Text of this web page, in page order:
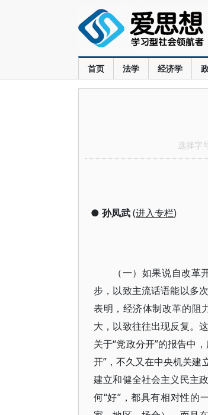
首页 法学 经济学
选择字
● 孙凤武(进入专栏)
（一）如果说自改
步，以致主流话语能以多
表明，经济体制改革的阻
大，以致往往出现反复。
关于“党政分开”的报告中
开”，不久又在中央机关建
建立和健全社会主义民主
何“好”，都具有相对性的